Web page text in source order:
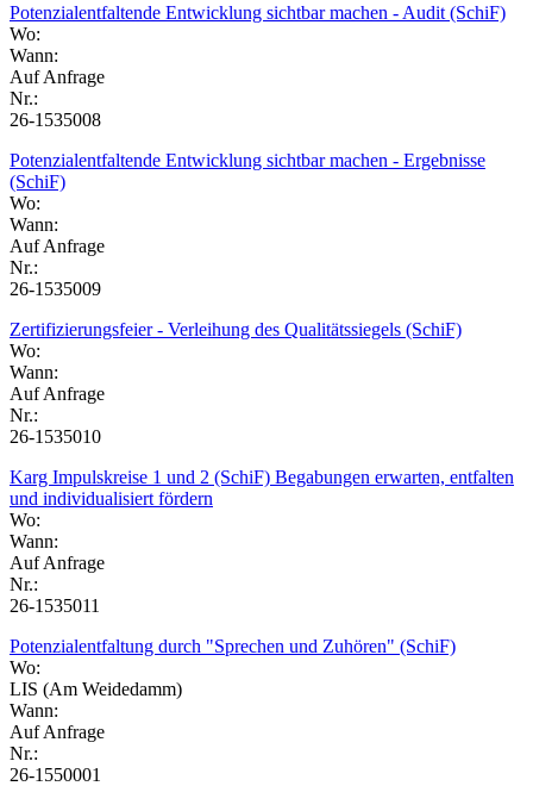
Potenzialentfaltende Entwicklung sichtbar machen - Audit (SchiF)
Wo:
Wann:
Auf Anfrage
Nr.:
26-1535008
Potenzialentfaltende Entwicklung sichtbar machen - Ergebnisse
(SchiF)
Wo:
Wann:
Auf Anfrage
Nr.:
26-1535009
Zertifizierungsfeier - Verleihung des Qualitätssiegels (SchiF)
Wo:
Wann:
Auf Anfrage
Nr.:
26-1535010
Karg Impulskreise 1 und 2 (SchiF) Begabungen erwarten, entfalten
und individualisiert fördern
Wo:
Wann:
Auf Anfrage
Nr.:
26-1535011
Potenzialentfaltung durch "Sprechen und Zuhören" (SchiF)
Wo:
LIS (Am Weidedamm)
Wann:
Auf Anfrage
Nr.:
26-1550001